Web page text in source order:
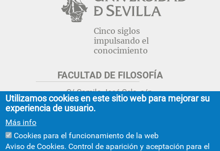
Cinco siglos
impulsando el
conocimiento
FACULTAD DE FILOSOFÍA
C/ Camilo José Cela, s/n.
Sevilla 41018.
adminfil@us.es
+info
Utilizamos cookies en este sitio web para mejorar su
experiencia de usuario.
Más info
Cookies para el funcionamiento de la web
Aviso de Cookies. Control de aparición y aceptación para el